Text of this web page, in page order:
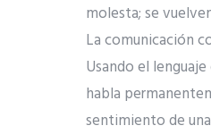
molesta; se
La comunicación
Usando el
habla
sentimiento de